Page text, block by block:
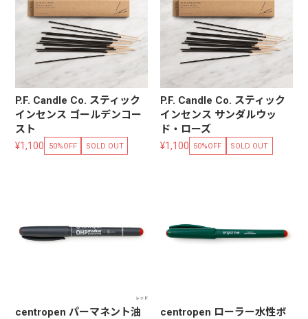
P.F. Candle Co. スティック
インセンス ゴールデンコー
スト
¥1,100 50%OFF SOLD OUT
P.F. Candle Co. スティック
インセンス サンダルウッ
ド・ローズ
¥1,100 50%OFF SOLD OUT
centropen パーマネント油
centropen ローラー水性ボ